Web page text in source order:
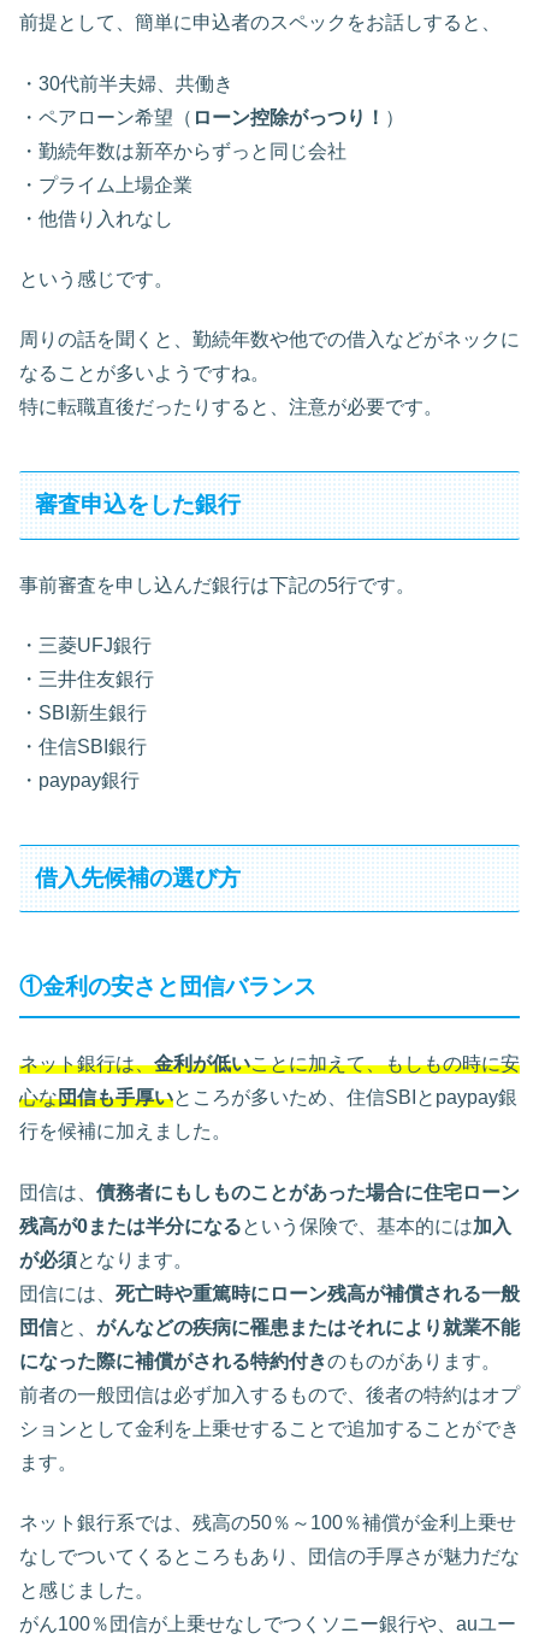
前提として、簡単に申込者のスペックをお話しすると、
・30代前半夫婦、共働き
・ペアローン希望（ ローン控除がっつり！ ）
・勤続年数は新卒からずっと同じ会社
・プライム上場企業
・他借り入れなし
という感じです。
周りの話を聞くと、勤続年数や他での借入などがネックに
なることが多いようですね。
特に転職直後だったりすると、注意が必要です。
審査申込をした銀行
事前審査を申し込んだ銀行は下記の5行です。
・三菱UFJ銀行
・三井住友銀行
・SBI新生銀行
・住信SBI銀行
・paypay銀行
借入先候補の選び方
①金利の安さと団信バランス
ネット銀行は、金利が低いことに加えて、もしもの時に安
心な団信も手厚いところが多いため、住信SBIとpaypay銀
行を候補に加えました。
団信は、 債務者にもしものことがあった場合に住宅ローン
残高が0または半分になるという保険で、基本的には加入
が必須となります。
団信には、 死亡時や重篤時にローン残高が補償される一般
団信と、 がんなどの疾病に罹患またはそれにより就業不能
になった際に補償がされる特約付きのものがあります。
前者の一般団信は必ず加入するもので、後者の特約はオプ
ションとして金利を上乗せすることで追加することができ
ます。
ネット銀行系では、残高の50％～100％補償が金利上乗せ
なしでついてくるところもあり、団信の手厚さが魅力だな
と感じました。
がん100％団信が上乗せなしでつくソニー銀行や、auユー